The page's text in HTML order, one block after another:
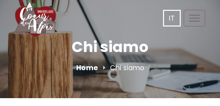
Toggle
IT
Chi siamo
Home Chi siamo